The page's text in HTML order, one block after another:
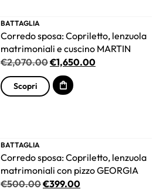
BATTAGLIA
Corredo sposa: Copriletto, lenzuola
matrimoniali e cuscino MARTIN
€2,070.00€1,650.00
Scopri
BATTAGLIA
Corredo sposa: Copriletto, lenzuola
matrimoniali con pizzo GEORGIA
€500.00€399.00